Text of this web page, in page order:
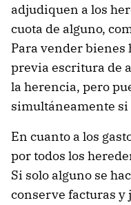
adjudiquen a los
cuota de alguno,
Para vender
previa escritura de
la herencia, pero
simultáneamente si
En cuanto a los
por todos los
Si solo alguno se
conserve facturas y